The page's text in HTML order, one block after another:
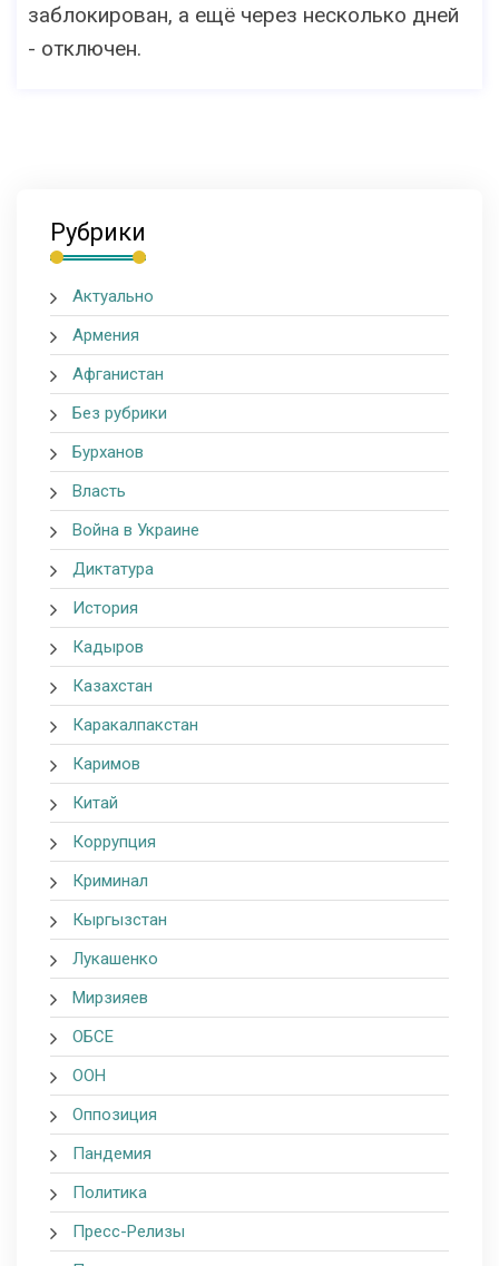
заблокирован, а ещё через несколько дней
- отключен.
Рубрики
Актуально
Армения
Афганистан
Без рубрики
Бурханов
Власть
Война в Украине
Диктатура
История
Кадыров
Казахстан
Каракалпакстан
Каримов
Китай
Коррупция
Криминал
Кыргызстан
Лукашенко
Мирзияев
ОБСЕ
ООН
Оппозиция
Пандемия
Политика
Пресс-Релизы